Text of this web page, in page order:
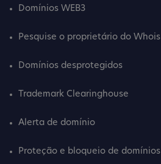
Domínios WEB3
Pesquise o proprietário do Whois
Domínios desprotegidos
Trademark Clearinghouse
Alerta de domínio
Proteção e bloqueio de domínios